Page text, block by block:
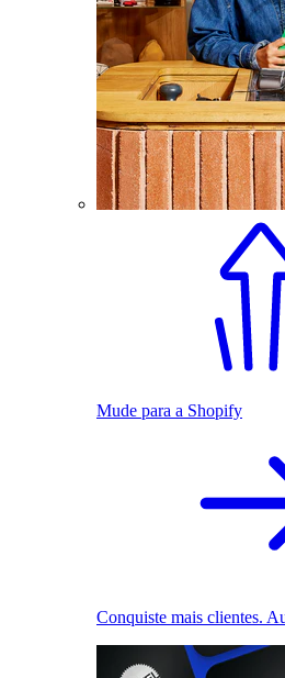
Mude para a Shopify
Conquiste mais clientes.